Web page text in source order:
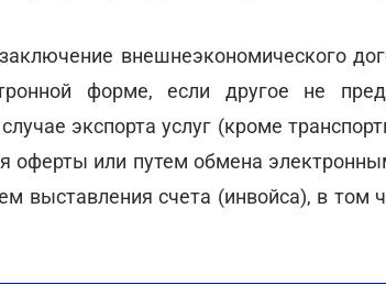
внешнеэкономического
форме, если другое не
экспорта услуг (кроме
оферты или путем обмена
выставления счета (инвойса), в том